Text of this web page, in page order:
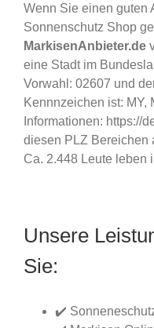
Wenn Sie einen guten
Sonnenschutz Shop
MarkisenAnbieter.de
eine Stadt im
Vorwahl: 02607 und
Kennnzeichen ist: MY,
Informationen: https://
diesen PLZ Bereichen
Ca. 2.448 Leute leben
Unsere
Sie:
✔️